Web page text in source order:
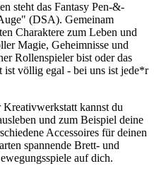
steht das Fantasy Pen-&-
(DSA). Gemeinam
Charaktere zum Leben und
Magie, Geheimnisse und
Rollenspieler bist oder das
ist völlig egal - bei uns ist jede*r
kannst du
und zum Beispiel deine
Accessoires für deinen
spannende Brett- und
auf dich.